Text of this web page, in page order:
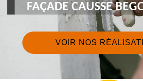
FAÇADE CAUSSE
VOIR NOS